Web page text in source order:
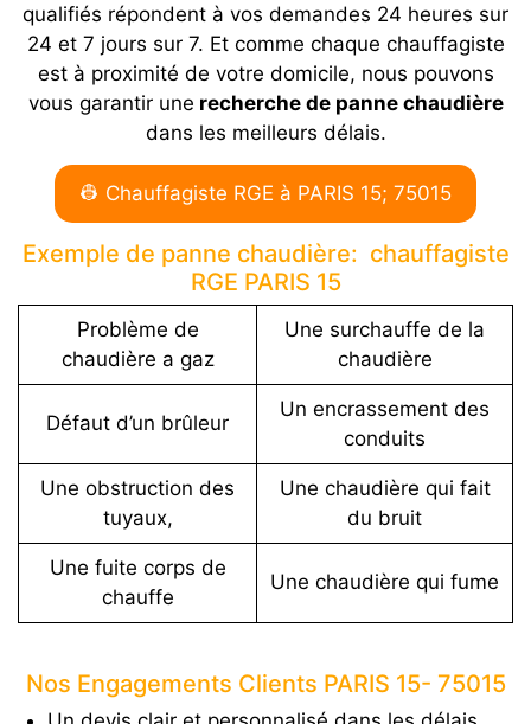
qualifiés répondent à vos demandes 24 heures sur
24 et 7 jours sur 7. Et comme chaque chauffagiste
est à proximité de votre domicile, nous pouvons
vous garantir une recherche de panne chaudière
dans les meilleurs délais.
👷 Chauffagiste RGE à PARIS 15; 75015
Exemple de panne chaudière: chauffagiste
RGE PARIS 15
Problème de
chaudière a gaz
Une surchauffe de la
chaudière
Défaut d’un brûleur
Un encrassement des
conduits
Une obstruction des
tuyaux,
Une chaudière qui fait
du bruit
Une fuite corps de
chauffe
Une chaudière qui fume
Nos Engagements Clients PARIS 15- 75015